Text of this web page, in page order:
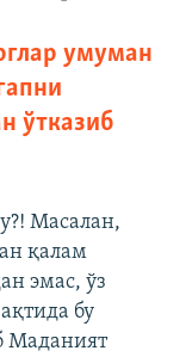
умуман
ўтказиб
Масалан,
қалам
эмас, ўз
бу
Маданият